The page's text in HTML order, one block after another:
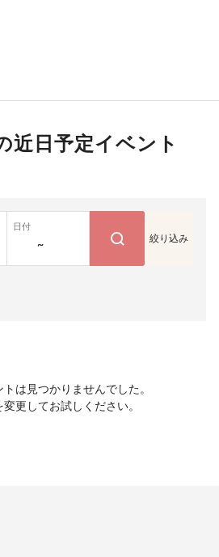
近日予定イベント
日付
~ 絞り込み
は見つかりませんでした。
更してお試しください。